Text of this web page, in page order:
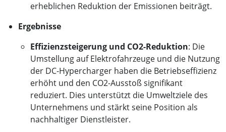
erheblichen Reduktion der Emissionen beiträgt.
Ergebnisse
Effizienzsteigerung und CO2-Reduktion: Die
Umstellung auf Elektrofahrzeuge und die Nutzung
der DC-Hypercharger haben die Betriebseffizienz
erhöht und den CO2-Ausstoß signifikant
reduziert. Dies unterstützt die Umweltziele des
Unternehmens und stärkt seine Position als
nachhaltiger Dienstleister.